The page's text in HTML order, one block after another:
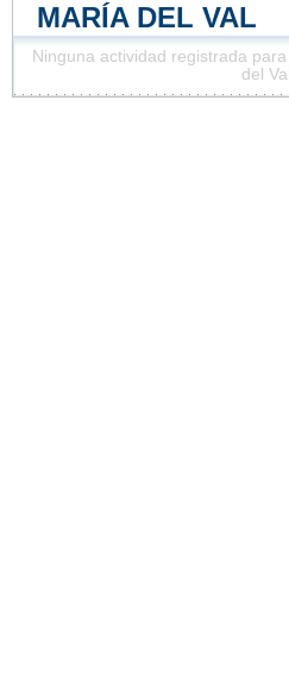
MARÍA DEL VAL
Ninguna actividad registrada
del Val